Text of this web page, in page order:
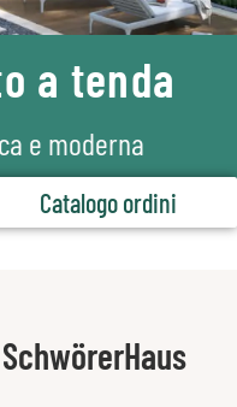
a tenda
e moderna
Catalogo ordini